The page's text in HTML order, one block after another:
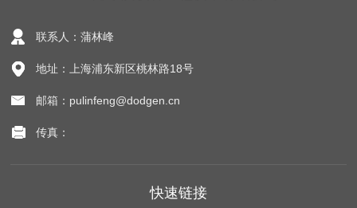
联系人：蒲林峰
地址：上海浦东新区桃林路18号
邮箱：pulinfeng@dodgen.cn
传真：
快速链接